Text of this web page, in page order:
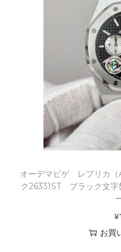
オーデマピゲ レプリカ（
ク26331ST ブラック文
¥
お買